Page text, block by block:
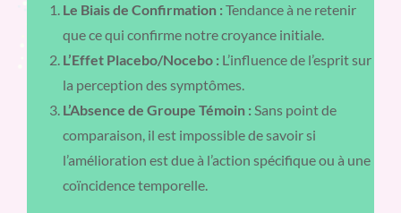
Le Biais de Confirmation : Tendance à ne retenir
que ce qui confirme notre croyance initiale.
L’Effet Placebo/Nocebo : L’influence de l’esprit sur
la perception des symptômes.
L’Absence de Groupe Témoin : Sans point de
comparaison, il est impossible de savoir si
l’amélioration est due à l’action spécifique ou à une
coïncidence temporelle.